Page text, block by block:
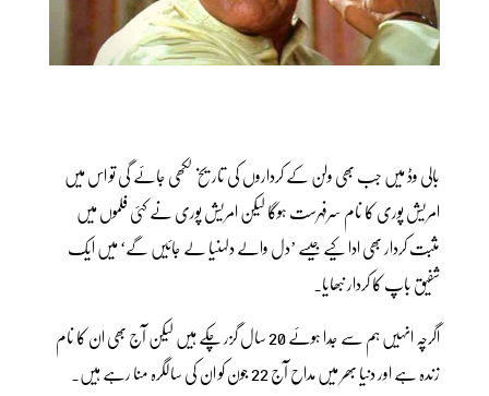
بالی وڈ میں جب بھی ولن کے کرداروں کی تاریخ لکھی جائے گی تو اس میں
امریش پوری کا نام سرفہرست ہوگا لیکن امریش پوری نے کئی فلموں میں
مثبت کردار بھی ادا کیے جیسے ’دل والے دلہنیا لے جائیں گے‘ میں ایک
شفیق باپ کا کردار نبھایا۔
اگرچہ انہیں ہم سے جُدا ہوئے 20 سال گزر چکے ہیں لیکن آج بھی ان کا نام
زندہ ہے اور دنیا بھر میں مداح آج 22 جون کو ان کی سالگرہ منا رہے ہیں۔